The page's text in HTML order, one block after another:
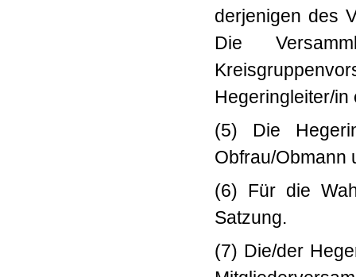
derjenigen
Die
Hegeringleiter/in
(5) Die
Obfrau/Obmann
(6) Für die
Satzung.
(7) Die/der